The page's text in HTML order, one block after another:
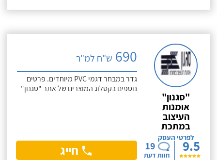
"סגנון"
אומנות
העיצוב
במתכת
לפרטי העסק
9.5
19
חוות דעת
690 ש"ח למ"ר
גדר במבחר דגמי PVC מיוחדים. פרטים
נוספים בקטלוג המוצרים של אתר "סגנון"
חייג